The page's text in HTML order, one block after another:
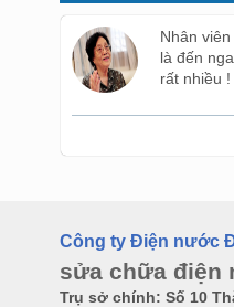
Nhân
là đến
rất nhiều !
Công ty Điện nước
sửa chữa điện
Trụ sở chính: Số 10